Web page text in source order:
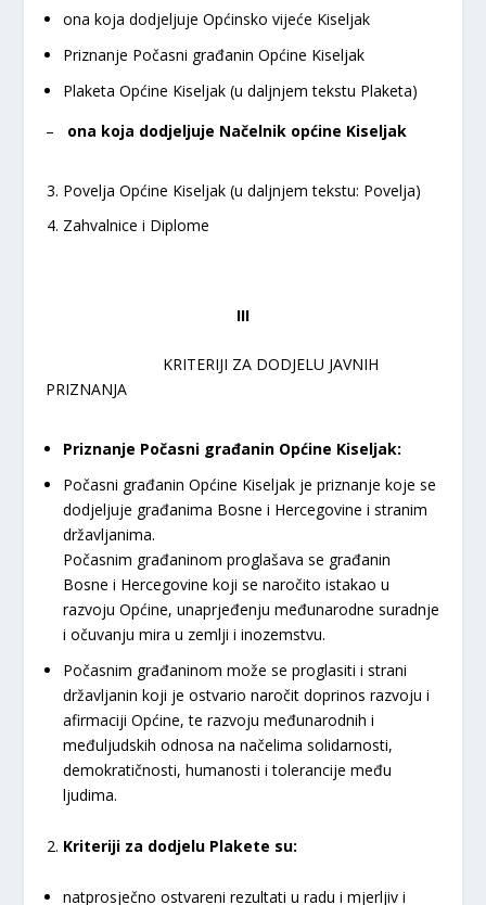
ona koja dodjeljuje Općinsko vijeće Kiseljak
Priznanje Počasni građanin Općine Kiseljak
Plaketa Općine Kiseljak (u daljnjem tekstu Plaketa)
–
ona koja dodjeljuje Načelnik općine Kiseljak
Povelja Općine Kiseljak (u daljnjem tekstu: Povelja)
Zahvalnice i Diplome
III
KRITERIJI ZA DODJELU JAVNIH
PRIZNANJA
Priznanje Počasni građanin Općine Kiseljak:
Počasni građanin Općine Kiseljak je priznanje koje se
dodjeljuje građanima Bosne i Hercegovine i stranim
državljanima.
Počasnim građaninom proglašava se građanin
Bosne i Hercegovine koji se naročito istakao u
razvoju Općine, unaprjeđenju međunarodne suradnje
i očuvanju mira u zemlji i inozemstvu.
Počasnim građaninom može se proglasiti i strani
državljanin koji je ostvario naročit doprinos razvoju i
afirmaciji Općine, te razvoju međunarodnih i
međuljudskih odnosa na načelima solidarnosti,
demokratičnosti, humanosti i tolerancije među
ljudima.
Kriteriji za dodjelu Plakete su:
natprosječno ostvareni rezultati u radu i mjerljiv i